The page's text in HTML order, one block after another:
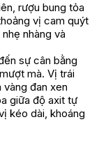
rượu bung tỏa
vị cam quýt
nhàng và
sự cân bằng
mà. Vị trái
vàng đan xen
giữa độ axit tự
kéo dài, khoáng